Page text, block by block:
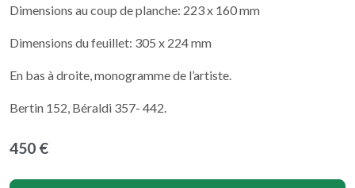
Dimensions au coup de planche: 223 x 160 mm
Dimensions du feuillet: 305 x 224 mm
En bas à droite, monogramme de l’artiste.
Bertin 152, Béraldi 357- 442.
450 €